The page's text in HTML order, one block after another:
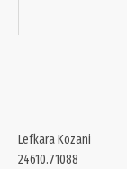
Lefkara Kozani
24610.71088